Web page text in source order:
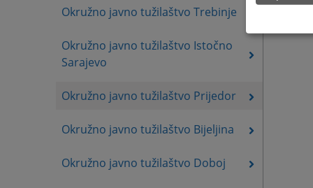
Okružno javno tužilaštvo Trebinje
Okružno javno tužilaštvo Istočno
Sarajevo
Okružno javno tužilaštvo Prijedor
Okružno javno tužilaštvo Bijeljina
Okružno javno tužilaštvo Doboj